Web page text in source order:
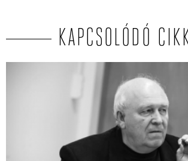
KAPCSOLÓDÓ